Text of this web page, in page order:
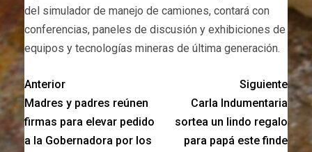
del simulador de manejo de camiones, contará con
conferencias, paneles de discusión y exhibiciones de
equipos y tecnologías mineras de última generación.
Anterior
Madres y padres reúnen
firmas para elevar pedido
a la Gobernadora por los
Siguiente
Carla Indumentaria
sortea un lindo regalo
para papá este finde